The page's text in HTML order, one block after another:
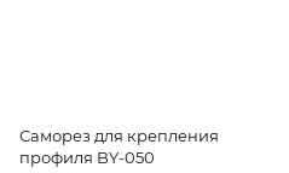
Саморез для крепления
профиля BY-050